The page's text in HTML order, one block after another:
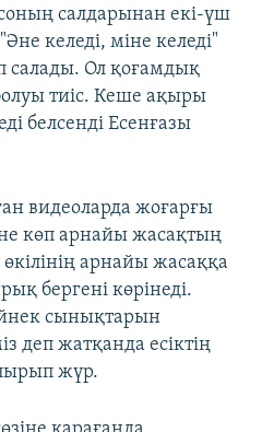
соның салдарынан екі-үш
келеді, міне келеді"
салады. Ол қоғамдық
тиіс. Кеше ақыры
белсенді Есенғазы
видеоларда жоғарғы
көп арнайы жасақтың
арнайы жасаққа
бергені көрінеді.
сынықтарын
деп жатқанда есіктің
жүр.